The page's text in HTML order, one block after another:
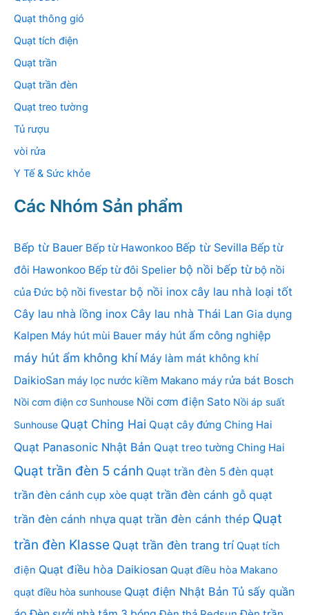
Quạt thông gió
Quạt tích điện
Quạt trần
Quạt trần đèn
Quạt treo tường
Tủ rượu
vòi rửa
Y Tế & Sức khỏe
Các Nhóm Sản phẩm
Bếp từ Bauer Bếp từ Hawonkoo Bếp từ Sevilla Bếp từ
đôi Hawonkoo Bếp từ đôi Spelier bộ nồi bếp từ bộ nồi
của Đức bộ nồi fivestar bộ nồi inox cây lau nhà loại tốt
Cây lau nhà lồng inox Cây lau nhà Thái Lan Gia dụng
Kalpen Máy hút mùi Bauer máy hút ẩm công nghiệp
máy hút ẩm không khí Máy làm mát không khí
DaikioSan máy lọc nước kiềm Makano máy rửa bát Bosch
Nồi cơm điện cơ Sunhouse Nồi cơm điện Sato Nồi áp suất
Sunhouse Quạt Ching Hai Quạt cây đứng Ching Hai
Quạt Panasonic Nhật Bản Quạt treo tường Ching Hai
Quạt trần đèn 5 cánh Quạt trần đèn 5 đèn quạt
trần đèn cánh cụp xòe quạt trần đèn cánh gỗ quạt
trần đèn cánh nhựa quạt trần đèn cánh thép Quạt
trần đèn Klasse Quạt trần đèn trang trí Quạt tích
điện Quạt điều hòa Daikiosan Quạt điều hòa Makano
quạt điều hòa sunhouse Quạt điện Nhật Bản Tủ sấy quần